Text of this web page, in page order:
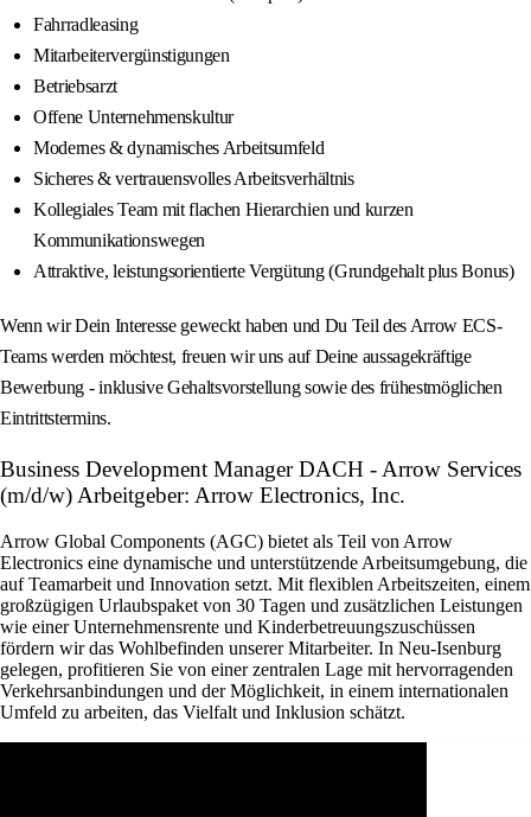
Fahrradleasing
Mitarbeitervergünstigungen
Betriebsarzt
Offene Unternehmenskultur
Modernes & dynamisches Arbeitsumfeld
Sicheres & vertrauensvolles Arbeitsverhältnis
Kollegiales Team mit flachen Hierarchien und kurzen
Kommunikationswegen
Attraktive, leistungsorientierte Vergütung (Grundgehalt plus Bonus)
Wenn wir Dein Interesse geweckt haben und Du Teil des Arrow ECS-
Teams werden möchtest, freuen wir uns auf Deine aussagekräftige
Bewerbung - inklusive Gehaltsvorstellung sowie des frühestmöglichen
Eintrittstermins.
Business Development Manager DACH - Arrow Services
(m/d/w) Arbeitgeber: Arrow Electronics, Inc.
Arrow Global Components (AGC) bietet als Teil von Arrow
Electronics eine dynamische und unterstützende Arbeitsumgebung, die
auf Teamarbeit und Innovation setzt. Mit flexiblen Arbeitszeiten, einem
großzügigen Urlaubspaket von 30 Tagen und zusätzlichen Leistungen
wie einer Unternehmensrente und Kinderbetreuungszuschüssen
fördern wir das Wohlbefinden unserer Mitarbeiter. In Neu-Isenburg
gelegen, profitieren Sie von einer zentralen Lage mit hervorragenden
Verkehrsanbindungen und der Möglichkeit, in einem internationalen
Umfeld zu arbeiten, das Vielfalt und Inklusion schätzt.